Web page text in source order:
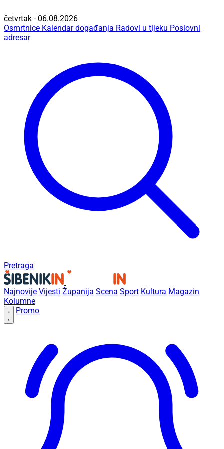
četvrtak - 06.08.2026
Osmrtnice Kalendar događanja Radovi u tijeku Poslovni
adresar
Pretraga
Najnovije Vijesti Županija Scena Sport Kultura Magazin
Kolumne
Promo